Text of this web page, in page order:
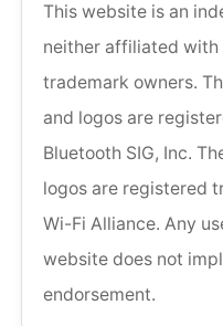
This website is an
neither affiliated with
trademark owners.
and logos are
Bluetooth SIG, Inc.
logos are registered
Wi-Fi Alliance. Any
website does not
endorsement.